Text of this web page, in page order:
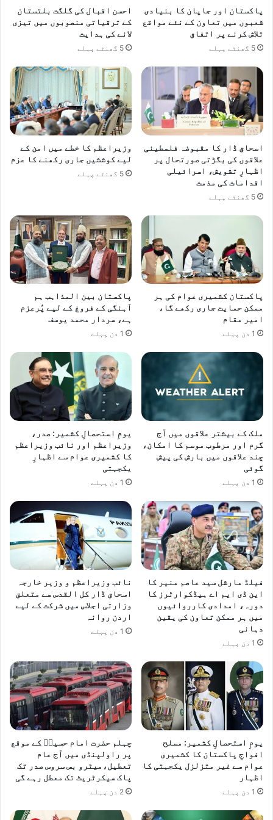
و
گ
ئ
ی
م
ا
ن
ی
ی
ن
ڈ
ر
پ
و
ل
س
و
ا
ل
ے
پاکستان اور جاپان کا بنیادی
شعبوں میں تعاون کے نئے مواقع
تلاش کرنے پر اتفاق
5 گھنٹے پہلے
احسن اقبال کی گلگت بلتستان
کے ترقیاتی منصوبوں میں تیزی
لانے کی ہدایت
5 گھنٹے پہلے
اسحاق ڈار کا مقبوضہ فلسطینی
علاقوں کی بگڑتی صورتحال پر
اظہارِ تشویش، اسرائیلی
اقدامات کی مذمت
5 گھنٹے پہلے
وزیراعظم کا خطے میں امن کے
لیے کوششیں جاری رکھنے کا عزم
5 گھنٹے پہلے
پاکستان کشمیری عوام کی ہر
ممکن حمایت جاری رکھے گا،
امیر مقام
1 دن پہلے
پاکستان بین المذاہب ہم
آہنگی کے فروغ کے لیے پُرعزم
ہے، سردار محمد یوسف
1 دن پہلے
ملک کے بیشتر علاقوں میں آج
گرم اور مرطوب موسم کا امکان،
چند علاقوں میں بارش کی پیش
گوئی
1 دن پہلے
یومِ استحصالِ کشمیر: صدر،
وزیراعظم اور نائب وزیراعظم
کا کشمیری عوام سے اظہارِ
یکجہتی
1 دن پہلے
فیلڈ مارشل سید عاصم منیر کا
این ڈی ایم اے ہیڈکوارٹرز کا
دورہ، امدادی کارروائیوں
میں ہر ممکن تعاون کی یقین
دہانی
1 دن پہلے
نائب وزیراعظم و وزیر خارجہ
اسحاق ڈار کل القدس سے متعلق
وزارتی اجلاس میں شرکت کے لیے
اردن روانہ
1 دن پہلے
یومِ استحصالِ کشمیر: مسلح
افواجِ پاکستان کا کشمیری
عوام سے غیر متزلزل یکجہتی کا
اظہار
1 دن پہلے
چہلم حضرت امام حسینؓ کے موقع
پر راولپنڈی میں آج عام
تعطیل،میٹرو بس سروس صدر تک
پاک سیکرٹریٹ تک معطل رہے گی
2 دن پہلے